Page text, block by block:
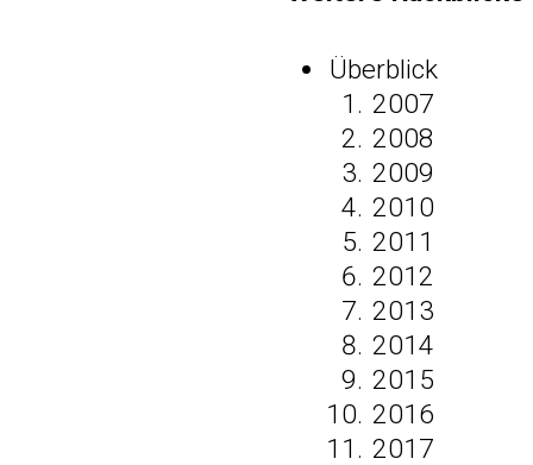
Überblick
2007
2008
2009
2010
2011
2012
2013
2014
2015
2016
2017